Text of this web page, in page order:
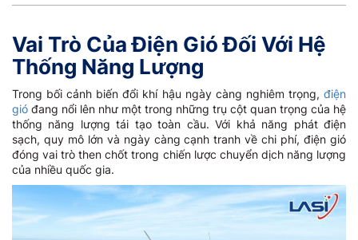
Vai Trò Của Điện Gió Đối Với Hệ
Thống Năng Lượng
Trong bối cảnh biến đổi khí hậu ngày càng nghiêm trọng, điện
gió đang nổi lên như một trong những trụ cột quan trọng của hệ
thống năng lượng tái tạo toàn cầu. Với khả năng phát điện
sạch, quy mô lớn và ngày càng cạnh tranh về chi phí, điện gió
đóng vai trò then chốt trong chiến lược chuyển dịch năng lượng
của nhiều quốc gia.